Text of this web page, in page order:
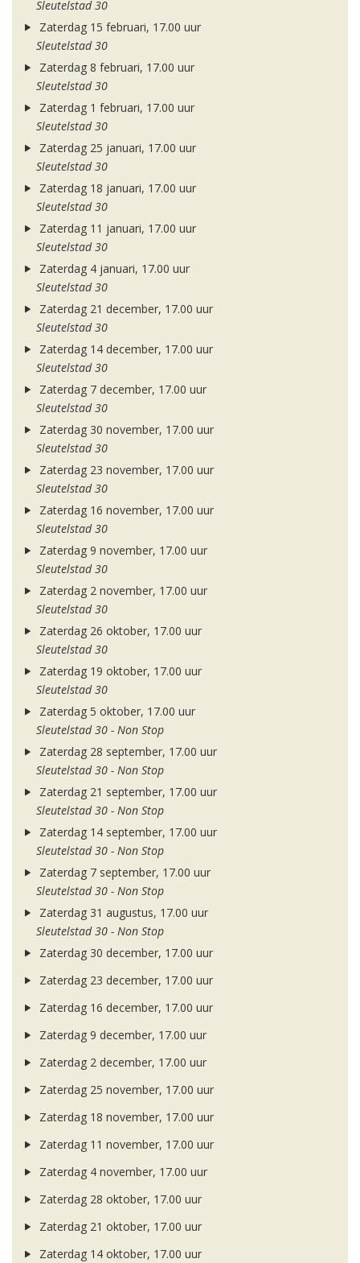
Sleutelstad 30
Zaterdag 15 februari, 17.00 uur
Sleutelstad 30
Zaterdag 8 februari, 17.00 uur
Sleutelstad 30
Zaterdag 1 februari, 17.00 uur
Sleutelstad 30
Zaterdag 25 januari, 17.00 uur
Sleutelstad 30
Zaterdag 18 januari, 17.00 uur
Sleutelstad 30
Zaterdag 11 januari, 17.00 uur
Sleutelstad 30
Zaterdag 4 januari, 17.00 uur
Sleutelstad 30
Zaterdag 21 december, 17.00 uur
Sleutelstad 30
Zaterdag 14 december, 17.00 uur
Sleutelstad 30
Zaterdag 7 december, 17.00 uur
Sleutelstad 30
Zaterdag 30 november, 17.00 uur
Sleutelstad 30
Zaterdag 23 november, 17.00 uur
Sleutelstad 30
Zaterdag 16 november, 17.00 uur
Sleutelstad 30
Zaterdag 9 november, 17.00 uur
Sleutelstad 30
Zaterdag 2 november, 17.00 uur
Sleutelstad 30
Zaterdag 26 oktober, 17.00 uur
Sleutelstad 30
Zaterdag 19 oktober, 17.00 uur
Sleutelstad 30
Zaterdag 5 oktober, 17.00 uur
Sleutelstad 30 - Non Stop
Zaterdag 28 september, 17.00 uur
Sleutelstad 30 - Non Stop
Zaterdag 21 september, 17.00 uur
Sleutelstad 30 - Non Stop
Zaterdag 14 september, 17.00 uur
Sleutelstad 30 - Non Stop
Zaterdag 7 september, 17.00 uur
Sleutelstad 30 - Non Stop
Zaterdag 31 augustus, 17.00 uur
Sleutelstad 30 - Non Stop
Zaterdag 30 december, 17.00 uur
Zaterdag 23 december, 17.00 uur
Zaterdag 16 december, 17.00 uur
Zaterdag 9 december, 17.00 uur
Zaterdag 2 december, 17.00 uur
Zaterdag 25 november, 17.00 uur
Zaterdag 18 november, 17.00 uur
Zaterdag 11 november, 17.00 uur
Zaterdag 4 november, 17.00 uur
Zaterdag 28 oktober, 17.00 uur
Zaterdag 21 oktober, 17.00 uur
Zaterdag 14 oktober, 17.00 uur